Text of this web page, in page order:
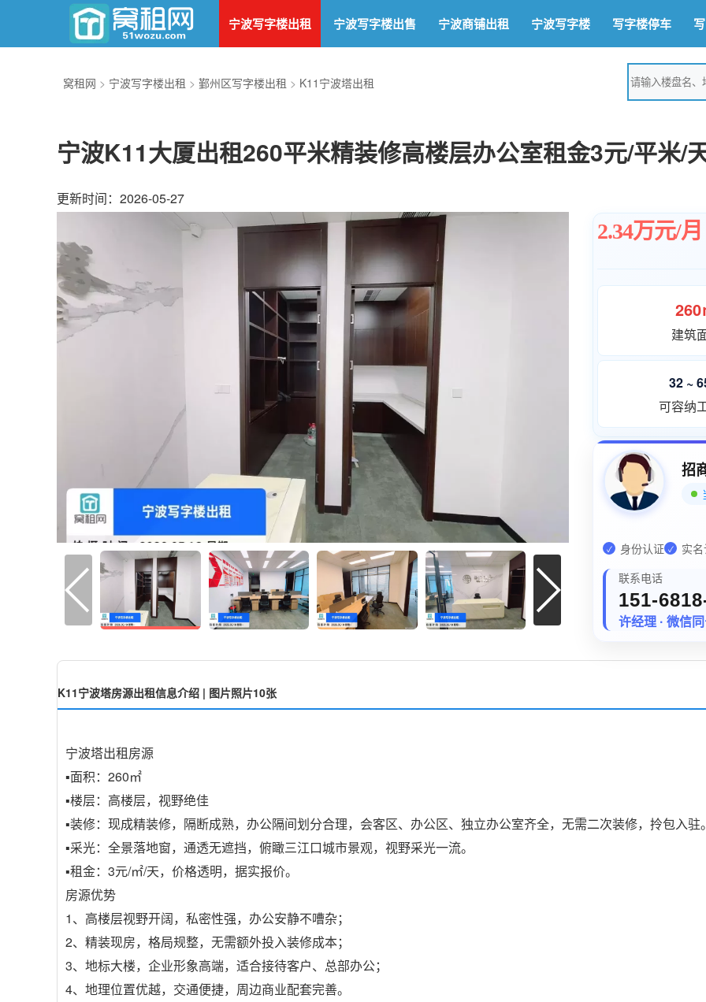
宁波写字楼出租 宁波写字楼出售 宁波商铺出租 宁波写字楼 写字楼停车
窝租网 > 宁波写字楼出租 > 鄞州区写字楼出租 > K11宁波塔出租
宁波K11大厦出租260平米精装修高楼层办公室租金3元/平米/
更新时间：2026-05-27
2.34万元/月
260
建筑
32 ~
可容纳
招
✓ 身份认证 ✓ 实
联系电话
151-
许经理 · 微信
K11宁波塔房源出租信息介绍 | 图片照片10张
宁波塔出租房源
▪️面积：260㎡
▪️楼层：高楼层，视野绝佳
▪️装修：现成精装修，隔断成熟，办公隔间划分合理，会客区、办公区、独立办公室齐全，无需二次装修，拎包入驻
▪️采光：全景落地窗，通透无遮挡，俯瞰三江口城市景观，视野采光一流。
▪️租金：3元/㎡/天，价格透明，据实报价。
房源优势
1、高楼层视野开阔，私密性强，办公安静不嘈杂；
2、精装现房，格局规整，无需额外投入装修成本；
3、地标大楼，企业形象高端，适合接待客户、总部办公；
4、地理位置优越，交通便捷，周边商业配套完善。